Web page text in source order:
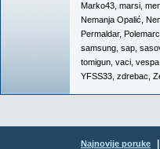
Marko43 marsi
Nemanja Opalić
Permaldar,
samsung sap
tomigun vaci
YFSS33 zdrebac
Najnovije poruke